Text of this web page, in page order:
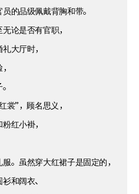
的品级佩戴背胸和带。
论是否有官职，
大厅时，
裳”，顾名思义，
红小褂，
。虽然穿大红裙子是固定的，
和阔衣、